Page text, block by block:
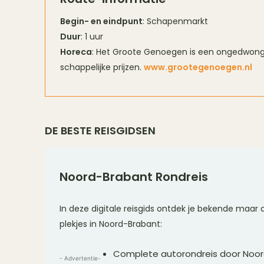
Begin- en eindpunt: Schapenmarkt
Duur: 1 uur
Horeca: Het Groote Genoegen is een
schappelijke prijzen. www.grootegenoegen.nl
DE BESTE REISGIDSEN
Noord-Brabant Rondreis
In deze digitale reisgids ontdek je bekende maar
plekjes in Noord-Brabant:
- Advertentie- Complete autorondreis door